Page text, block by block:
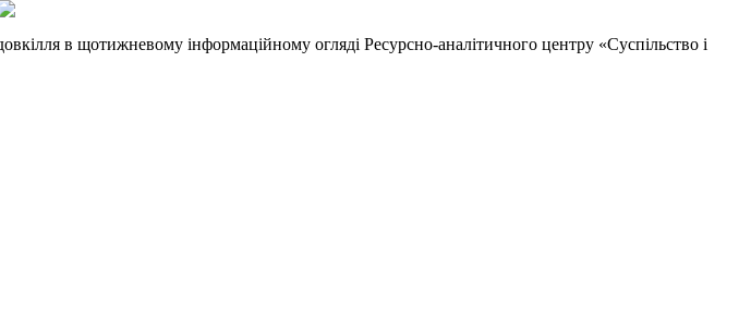
в щотижневому інформаційному огляді Ресурсно-аналітичного центру «Суспільство і